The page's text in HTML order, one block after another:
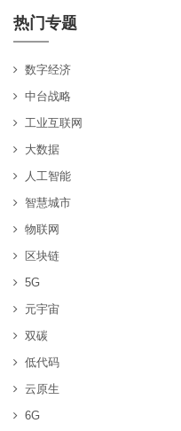
热门专题
数字经济
中台战略
工业互联网
大数据
人工智能
智慧城市
物联网
区块链
5G
元宇宙
双碳
低代码
云原生
6G